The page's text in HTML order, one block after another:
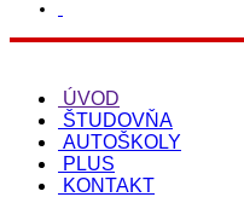
ÚVOD
ŠTUDOVŇA
AUTOŠKOLY
PLUS
KONTAKT